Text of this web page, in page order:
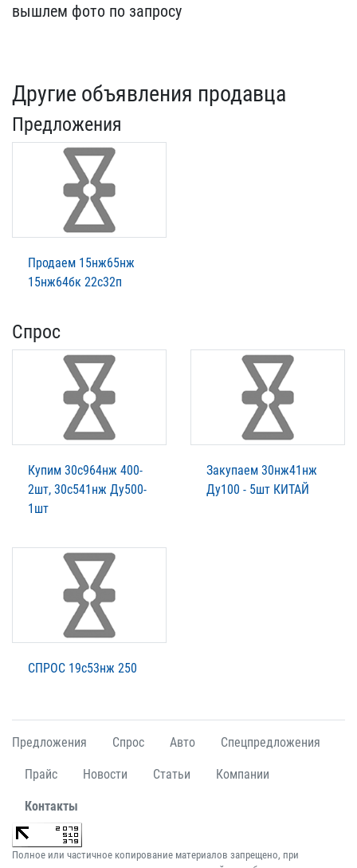
вышлем фото ​по запросу
Другие объявления продавца
Предложения
Продаем 15нж65нж
15нж64бк 22с32п
Спрос
Купим 30с964нж 400-
2шт, 30с541нж Ду500-
1шт
Закупаем 30нж41нж
Ду100 - 5шт КИТАЙ
СПРОС 19с53нж 250
Предложения Спрос Авто Спецпредложения
Прайс Новости Статьи Компании
Контакты
Полное или частичное копирование материалов запрещено, при